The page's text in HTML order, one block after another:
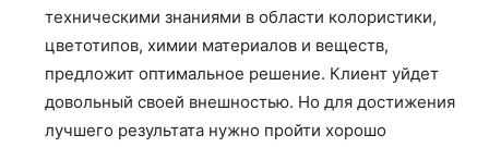
техническими знаниями в области колористики,
цветотипов, химии материалов и веществ,
предложит оптимальное решение. Клиент уйдет
довольный своей внешностью. Но для достижения
лучшего результата нужно пройти хорошо